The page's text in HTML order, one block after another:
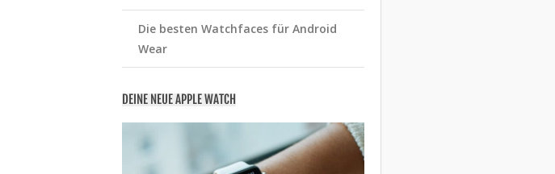
Die besten Watchfaces für Android
Wear
DEINE NEUE APPLE WATCH